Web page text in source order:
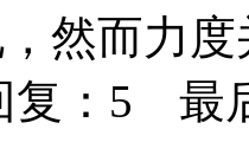
然而力
：5 最